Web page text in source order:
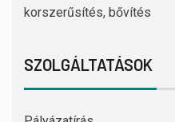
korszerűsítés, bővítés
SZOLGÁLTATÁSOK